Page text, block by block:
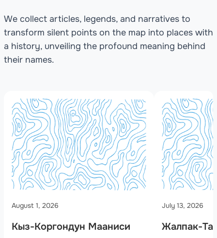
We collect articles, legends, and narratives to
transform silent points on the map into places with
a history, unveiling the profound meaning behind
their names.
August 1, 2026
Кыз-Коргондун Мааниси
July 13, 2026
Жалпак-